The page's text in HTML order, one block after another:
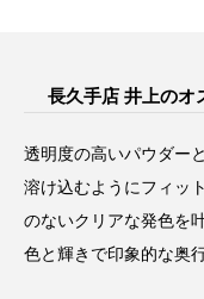
長久手店 井上のオ
透明度の高いパウダー
溶け込むようにフィッ
のないクリアな発色を
色と輝きで印象的な奥